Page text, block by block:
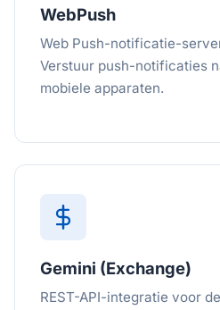
WebPush
Web Push-notificatie-
Verstuur push-notificaties
mobiele apparaten.
Gemini (Exchange)
REST-API-integratie voor